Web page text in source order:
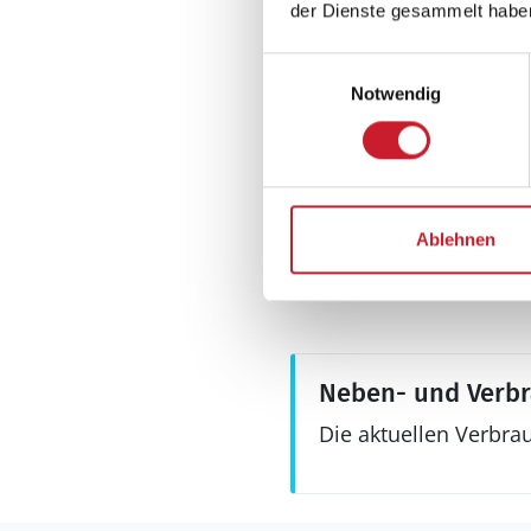
der Dienste gesammelt
Notwendig
Ablehnen
Terrasse, überdacht
Neben- und
Die aktuellen